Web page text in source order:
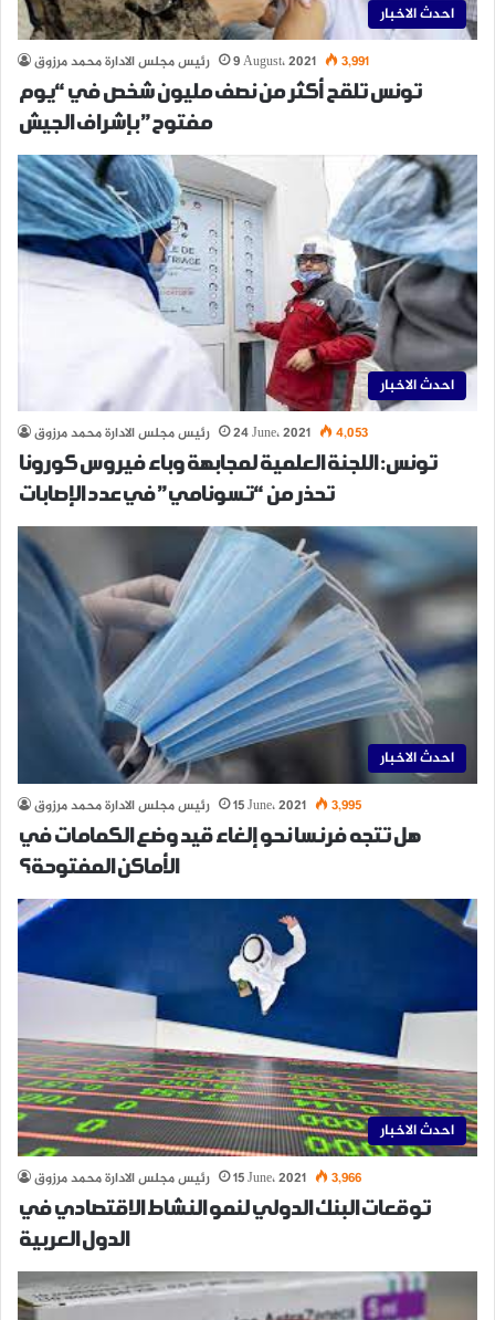
احدث الاخبار
رئيس مجلس الادارة محمد مرزوق 9 August، 2021 3,991
تونس تلقح أكثر من نصف مليون شخص في “يوم
مفتوح” بإشراف الجيش
احدث الاخبار
رئيس مجلس الادارة محمد مرزوق 24 June، 2021 4,053
تونس: اللجنة العلمية لمجابهة وباء فيروس كورونا
تحذر من “تسونامي” في عدد الإصابات
احدث الاخبار
رئيس مجلس الادارة محمد مرزوق 15 June، 2021 3,995
هل تتجه فرنسا نحو إلغاء قيد وضع الكمامات في
الأماكن المفتوحة؟
احدث الاخبار
رئيس مجلس الادارة محمد مرزوق 15 June، 2021 3,966
توقعات البنك الدولي لنمو النشاط الاقتصادي في
الدول العربية